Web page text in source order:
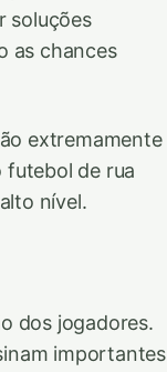
soluções
as chances
extremamente
futebol de rua
nível.
dos jogadores.
importantes